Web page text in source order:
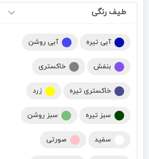
طیف رنگی
آبی تیره آبی روشن
بنفش خاکستری
خاکستری تیره زرد
سبز تیره سبز روشن
سفید صورتی